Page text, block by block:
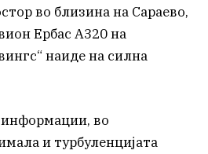
во близина на Сараево,
Ербас А320 на
наиде на силна
во
и турбуленцијата